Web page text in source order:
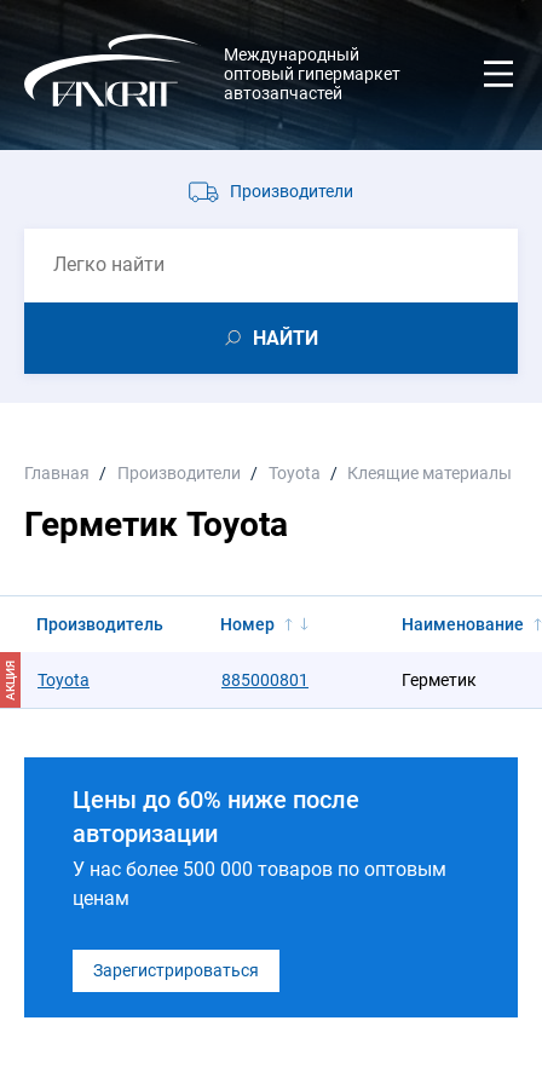
Международный
оптовый гипермаркет
автозапчастей
Производители
НАЙТИ
Главная Производители Toyota Клеящие материалы
Герметик Toyota
Производитель Номер Наименование
АКЦИЯ Toyota 885000801 Герметик
Цены до 60% ниже после
авторизации
У нас более 500 000 товаров по оптовым
ценам
Зарегистрироваться